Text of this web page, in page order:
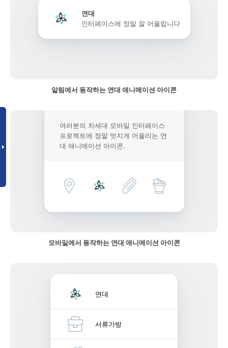
연대
인터페이스에 정말 잘 어울립니다
알림에서 동작하는 연대 애니메이션 아이콘
여러분의 차세대 모바일 인터페이스
프로젝트에 정말 멋지게 어울리는 연
대 애니메이션 아이콘.
모바일에서 동작하는 연대 애니메이션 아이콘
연대
서류가방